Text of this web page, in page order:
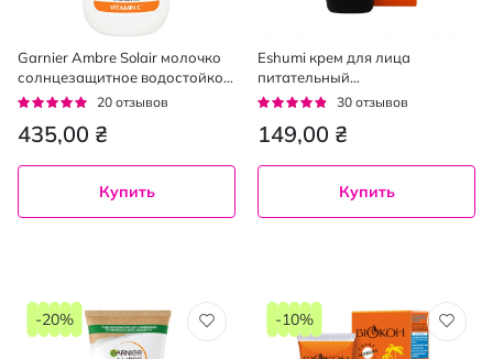
Garnier Ambre Solair молочко
солнцезащитное водостойкое
с витамином С для
175мл
Рейтинг:
20 отзывов
435,00 ₴
Купить
Eshumi крем для лица
питательный
солнцезащитный Vitamin
Рейтинг:
30 отзывов
149,00 ₴
Купить
-20% -10%